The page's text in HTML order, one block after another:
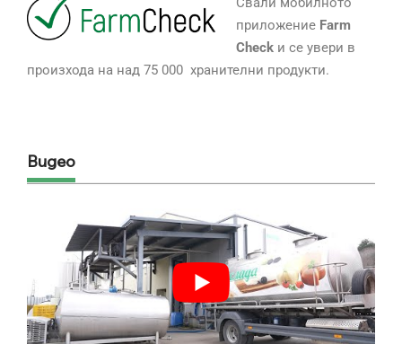
приложение Farm
Checkи се увери в
произхода на над 75 000 хранителни продукти.
Видео